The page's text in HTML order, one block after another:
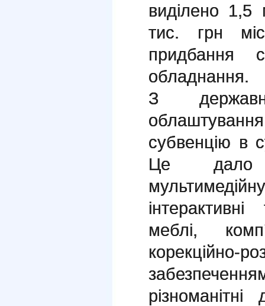
виділено
тис. грн
придбання
обладнання.
З
субвенцію в
Це дало
меблі,
корекційно-
різноманітні